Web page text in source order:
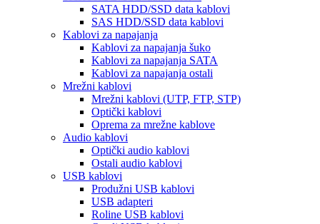
SATA HDD/SSD data kablovi
SAS HDD/SSD data kablovi
Kablovi za napajanja
Kablovi za napajanja šuko
Kablovi za napajanja SATA
Kablovi za napajanja ostali
Mrežni kablovi
Mrežni kablovi (UTP, FTP, STP)
Optički kablovi
Oprema za mrežne kablove
Audio kablovi
Optički audio kablovi
Ostali audio kablovi
USB kablovi
Produžni USB kablovi
USB adapteri
Roline USB kablovi